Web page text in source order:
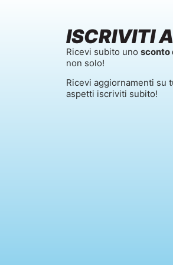
ISCRIVITI
Ricevi subito uno sconto
non solo!
Ricevi aggiornamenti su
aspetti iscriviti subito!